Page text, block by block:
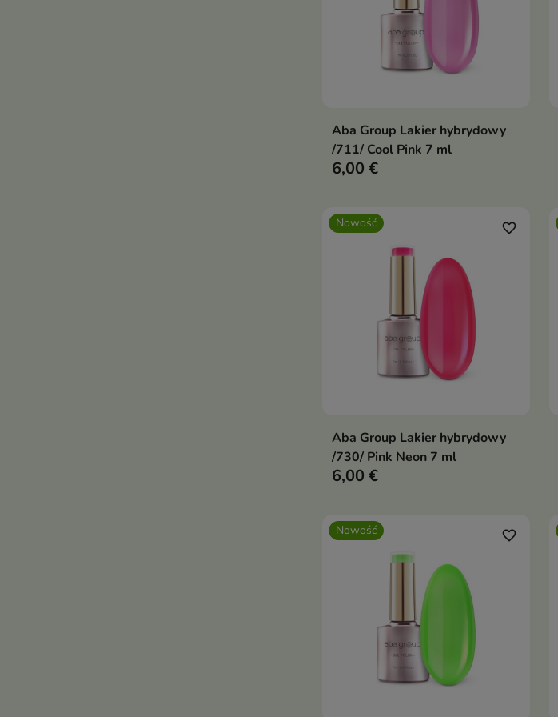
Dodaj do koszyka
Aba Group Lakier hybrydowy
/711/ Cool Pink 7 ml
6,00 €
Nowość
Dodaj do koszyka
favorite_border
Aba Group Lakier hybrydowy
/730/ Pink Neon 7 ml
6,00 €
Nowość favorite_border